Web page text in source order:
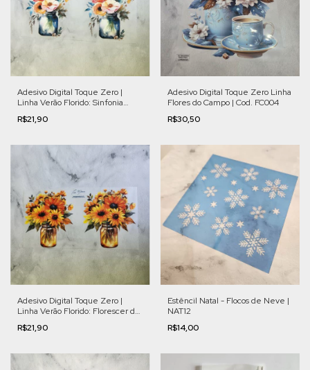
Adesivo Digital Toque Zero |
Linha Verão Florido: Sinfonia
Floral | Cod. VFL003
R$21,90
Adesivo Digital Toque Zero Linha
Flores do Campo | Cod. FC004
R$30,50
Adesivo Digital Toque Zero |
Linha Verão Florido: Florescer de
R$21,90
Estêncil Natal - Flocos de Neve |
NAT12
R$14,00